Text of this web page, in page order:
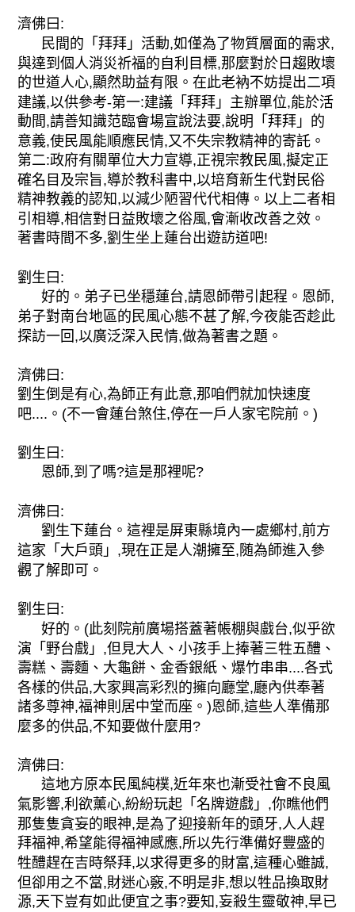
濟佛曰:
民間的「拜拜」活動,如僅為了物質層面的需求,
與達到個人消災祈福的自利目標,那麼對於日趨敗壞
的世道人心,顯然助益有限。在此老衲不妨提出二項
建議,以供參考-第一:建議「拜拜」主辦單位,能於活
動間,請善知識范臨會場宣說法要,說明「拜拜」的
意義,使民風能順應民情,又不失宗教精神的寄託。
第二:政府有關單位大力宣導,正視宗教民風,擬定正
確名目及宗旨,導於教科書中,以培育新生代對民俗
精神教義的認知,以減少陋習代代相傳。以上二者相
引相導,相信對日益敗壞之俗風,會漸收改善之效。
著書時間不多,劉生坐上蓮台出遊訪道吧!
劉生曰:
好的。弟子已坐穩蓮台,請恩師帶引起程。恩師,
弟子對南台地區的民風心態不甚了解,今夜能否趁此
探訪一回,以廣泛深入民情,做為著書之題。
濟佛曰:
劉生倒是有心,為師正有此意,那咱們就加快速度
吧....。(不一會蓮台煞住,停在一戶人家宅院前。)
劉生曰:
恩師,到了嗎?這是那裡呢?
濟佛曰:
劉生下蓮台。這裡是屏東縣境內一處鄉村,前方
這家「大戶頭」,現在正是人潮擁至,随為師進入參
觀了解即可。
劉生曰:
好的。(此刻院前廣場搭蓋著帳棚與戲台,似乎欲
演「野台戲」,但見大人、小孩手上捧著三牲五醴、
壽糕、壽麵、大龜餅、金香銀紙、爆竹串串....各式
各樣的供品,大家興高彩烈的擁向廳堂,廳內供奉著
諸多尊神,福神則居中堂而座。)恩師,這些人準備那
麼多的供品,不知要做什麼用?
濟佛曰:
這地方原本民風純樸,近年來也漸受社會不良風
氣影響,利欲薰心,紛紛玩起「名牌遊戲」,你瞧他們
那隻隻貪妄的眼神,是為了迎接新年的頭牙,人人趕
拜福神,希望能得福神感應,所以先行準備好豐盛的
牲醴趕在吉時祭拜,以求得更多的財富,這種心雖誠,
但卻用之不當,財迷心竅,不明是非,想以牲品換取財
源,天下豈有如此便宜之事?要知,妄殺生靈敬神,早已